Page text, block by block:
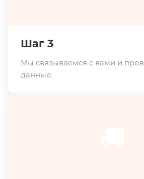
Шаг 3
Мы связываемся с вами и
данные.